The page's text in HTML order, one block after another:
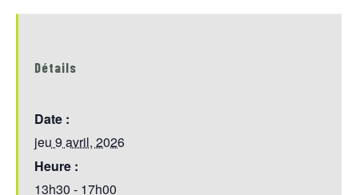
Détails
Date :
jeu 9 avril, 2026
Heure :
13h30 - 17h00